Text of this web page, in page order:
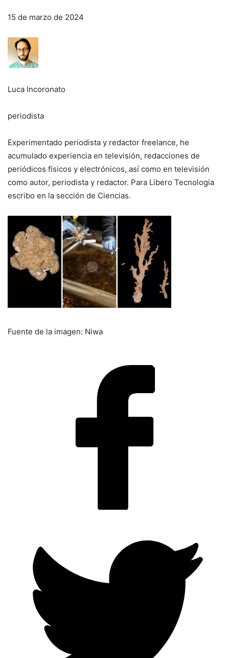
15 de marzo de 2024
Luca Incoronato
periodista
Experimentado periodista y redactor freelance, he
acumulado experiencia en televisión, redacciones de
periódicos físicos y electrónicos, así como en televisión
como autor, periodista y redactor. Para Libero Tecnologia
escribo en la sección de Ciencias.
Fuente de la imagen: Niwa